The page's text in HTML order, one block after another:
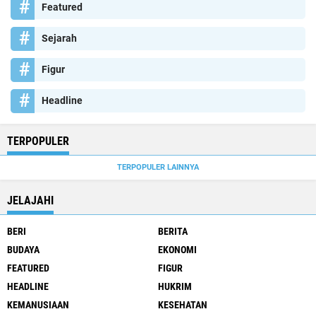
Featured
Sejarah
Figur
Headline
TERPOPULER
TERPOPULER LAINNYA
JELAJAHI
BERI
BERITA
BUDAYA
EKONOMI
FEATURED
FIGUR
HEADLINE
HUKRIM
KEMANUSIAAN
KESEHATAN